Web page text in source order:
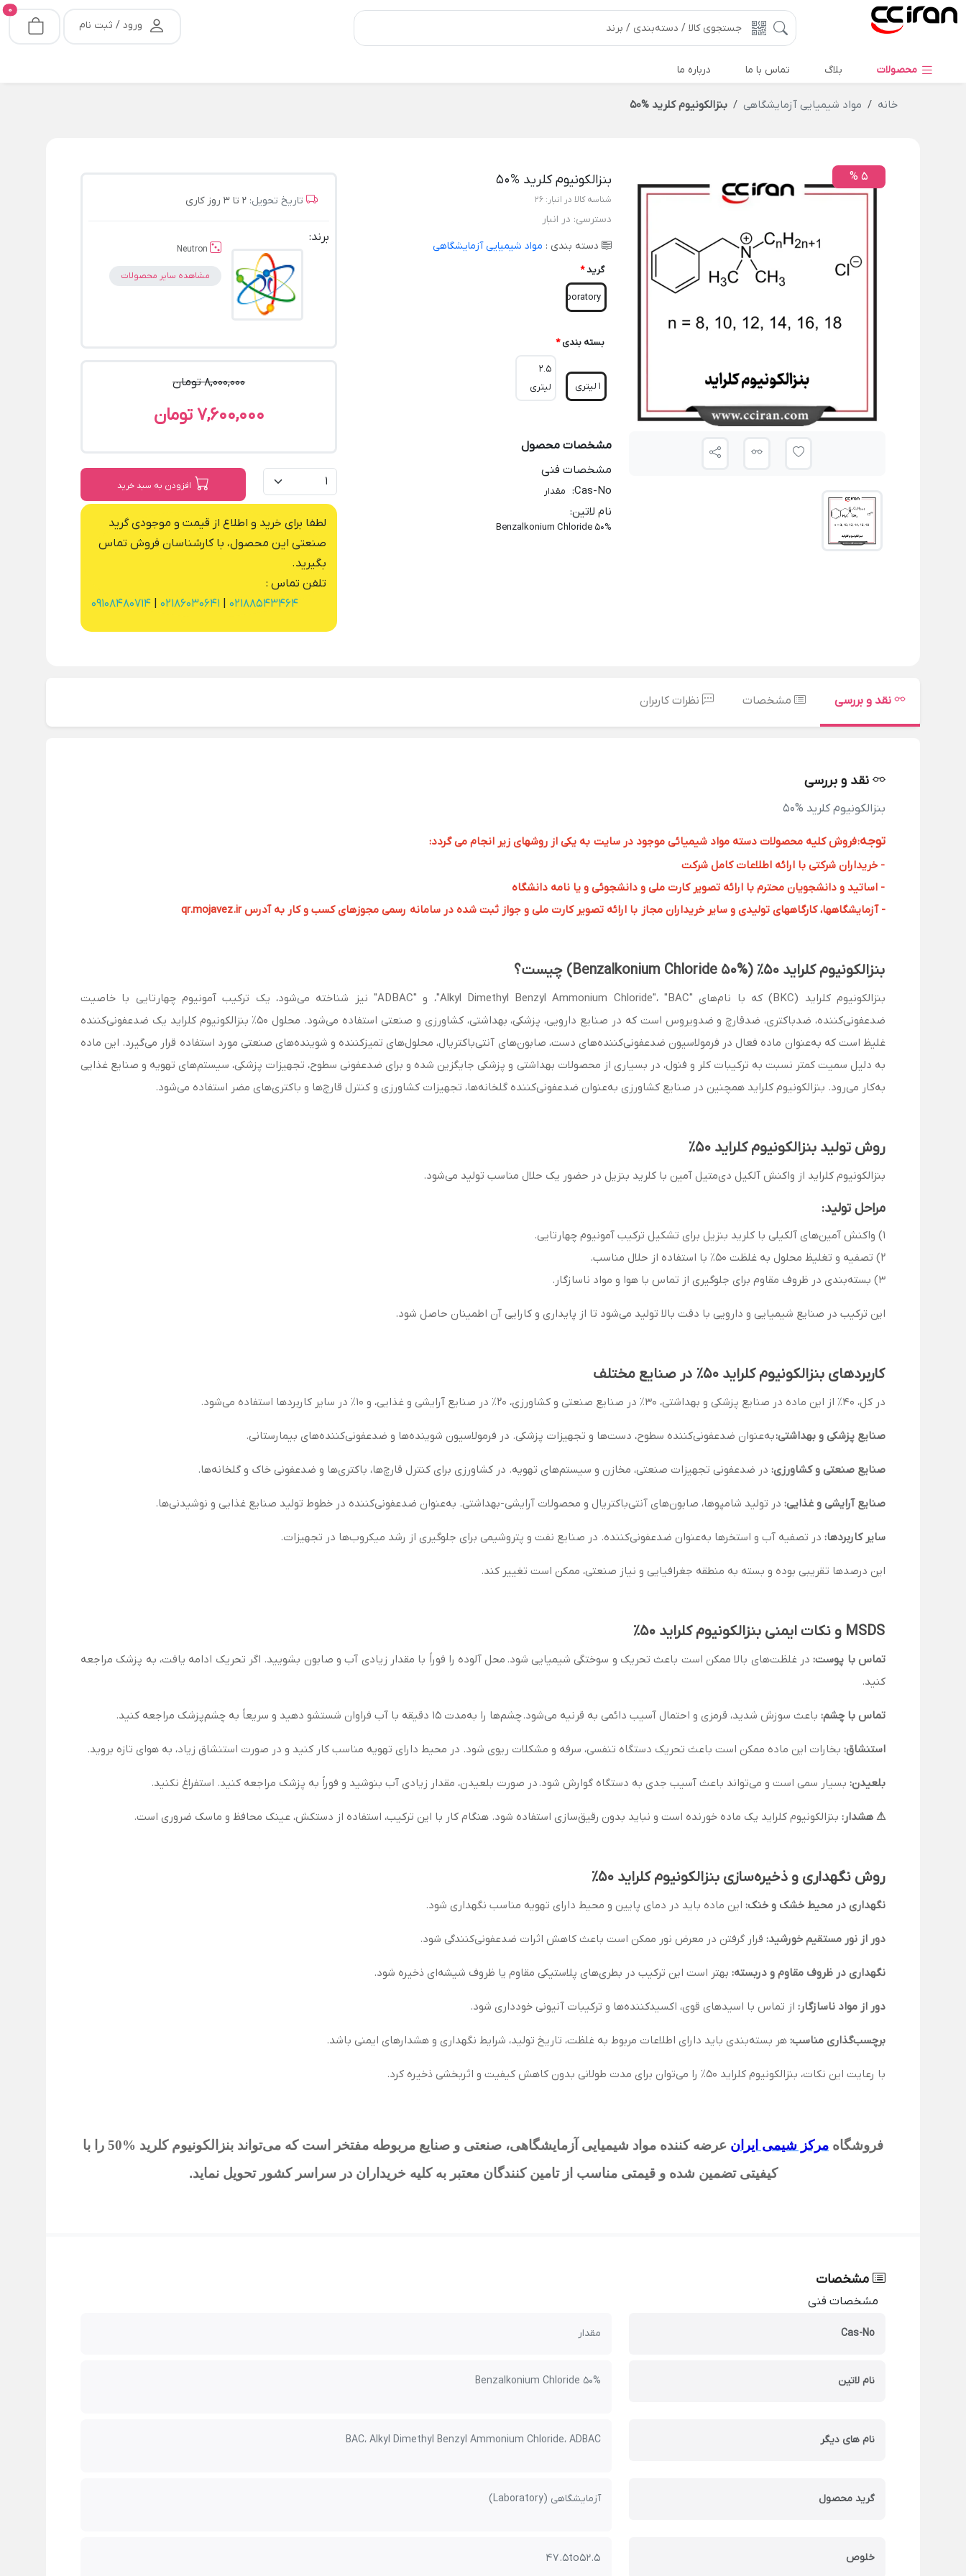
ورود / ثبت نام
0
محصولات بلاگ تماس با ما درباره ما
خانه مواد شیمیایی آزمایشگاهی بنزالکونیوم کلرید %50
5 % بنزالکونیوم کلرید %50
شناسه کالا در انبار: 26
دسترسی: در انبار
دسته بندی : مواد شیمیایی آزمایشگاهی
گرید*
Laboratory
بسته بندی *
1 لیتری
2.5
لیتری
مشخصات محصول
مشخصات فنی
Cas-No
: مقدار
نام لاتین:
Benzalkonium Chloride 50%
تاریخ تحویل: 2 تا 3 روز کاری
برند:
Neutron
مشاهده سایر محصولات
8,000,000 تومان
7,600,000 تومان
افزودن به سبد خرید
لطفا برای خرید و اطلاع از قیمت و موجودی گرید
صنعتی این محصول، با کارشناسان فروش تماس
بگیرید.
تلفن تماس :
02188543464
02186030641
09108480714
نقد و بررسی مشخصات نظرات کاربران
نقد و بررسی
بنزالکونیوم کلرید %50
توجه:فروش کلیه محصولات دسته مواد شیمیائی موجود در سایت به یکی از روشهای زیر انجام می گردد:
- خریداران شرکتی با ارائه اطلاعات کامل شرکت
- اساتید و دانشجویان محترم با ارائه تصویر کارت ملی و دانشجوئی و یا نامه دانشگاه
- آزمایشگاهها، کارگاههای تولیدی و سایر خریداران مجاز با ارائه تصویر کارت ملی و جواز ثبت شده در سامانه رسمی مجوزهای کسب و کار به آدرس qr.mojavez.ir
بنزالکونیوم کلراید 50٪ (Benzalkonium Chloride 50%) چیست؟
بنزالکونیوم کلراید (BKC) که با نام‌های "Alkyl Dimethyl Benzyl Ammonium Chloride"، "BAC"، و "ADBAC" نیز شناخته می‌شود، یک ترکیب آمونیوم چهارتایی با خاصیت
ضدعفونی‌کننده، ضدباکتری، ضدقارچ و ضدویروس است که در صنایع دارویی، پزشکی، بهداشتی، کشاورزی و صنعتی استفاده می‌شود. محلول 50٪ بنزالکونیوم کلراید یک ضدعفونی‌کننده
غلیظ است که به‌عنوان ماده فعال در فرمولاسیون ضدعفونی‌کننده‌های دست، صابون‌های آنتی‌باکتریال، محلول‌های تمیزکننده و شوینده‌های صنعتی مورد استفاده قرار می‌گیرد. این ماده
به دلیل سمیت کمتر نسبت به ترکیبات کلر و فنول، در بسیاری از محصولات بهداشتی و پزشکی جایگزین شده و برای ضدعفونی سطوح، تجهیزات پزشکی، سیستم‌های تهویه و صنایع غذایی
به‌کار می‌رود. بنزالکونیوم کلراید همچنین در صنایع کشاورزی به‌عنوان ضدعفونی‌کننده گلخانه‌ها، تجهیزات کشاورزی و کنترل قارچ‌ها و باکتری‌های مضر استفاده می‌شود.
روش تولید بنزالکونیوم کلراید 50٪
بنزالکونیوم کلراید از واکنش آلکیل دی‌متیل آمین با کلرید بنزیل در حضور یک حلال مناسب تولید می‌شود.
مراحل تولید:
1) واکنش آمین‌های آلکیلی با کلرید بنزیل برای تشکیل ترکیب آمونیوم چهارتایی.
2) تصفیه و تغلیظ محلول به غلظت 50٪ با استفاده از حلال مناسب.
3) بسته‌بندی در ظروف مقاوم برای جلوگیری از تماس با هوا و مواد ناسازگار.
این ترکیب در صنایع شیمیایی و دارویی با دقت بالا تولید می‌شود تا از پایداری و کارایی آن اطمینان حاصل شود.
کاربردهای بنزالکونیوم کلراید 50٪ در صنایع مختلف
در کل، 40٪ از این ماده در صنایع پزشکی و بهداشتی، 30٪ در صنایع صنعتی و کشاورزی، 20٪ در صنایع آرایشی و غذایی، و 10٪ در سایر کاربردها استفاده می‌شود.
صنایع پزشکی و بهداشتی:به‌عنوان ضدعفونی‌کننده سطوح، دست‌ها و تجهیزات پزشکی. در فرمولاسیون شوینده‌ها و ضدعفونی‌کننده‌های بیمارستانی.
صنایع صنعتی و کشاورزی: در ضدعفونی تجهیزات صنعتی، مخازن و سیستم‌های تهویه. در کشاورزی برای کنترل قارچ‌ها، باکتری‌ها و ضدعفونی خاک و گلخانه‌ها.
صنایع آرایشی و غذایی: در تولید شامپوها، صابون‌های آنتی‌باکتریال و محصولات آرایشی-بهداشتی. به‌عنوان ضدعفونی‌کننده در خطوط تولید صنایع غذایی و نوشیدنی‌ها.
سایر کاربردها: در تصفیه آب و استخرها به‌عنوان ضدعفونی‌کننده. در صنایع نفت و پتروشیمی برای جلوگیری از رشد میکروب‌ها در تجهیزات.
این درصدها تقریبی بوده و بسته به منطقه جغرافیایی و نیاز صنعتی، ممکن است تغییر کند.
تماس با پوست:در غلظت‌های بالا ممکن است باعث تحریک و سوختگی شیمیایی شود. محل آلوده را فوراً با مقدار زیادی آب و صابون بشویید. اگر تحریک ادامه یافت، به پزشک مراجعه
کنید.
تماس با چشم: باعث سوزش شدید، قرمزی و احتمال آسیب دائمی به قرنیه می‌شود. چشم‌ها را به‌مدت ۱۵ دقیقه با آب فراوان شستشو دهید و سریعاً به چشم‌پزشک مراجعه کنید.
استنشاق: بخارات این ماده ممکن است باعث تحریک دستگاه تنفسی، سرفه و مشکلات ریوی شود. در محیط دارای تهویه مناسب کار کنید و در صورت استنشاق زیاد، به هوای تازه بروید.
بلعیدن: بسیار سمی است و می‌تواند باعث آسیب جدی به دستگاه گوارش شود. در صورت بلعیدن، مقدار زیادی آب بنوشید و فوراً به پزشک مراجعه کنید. استفراغ نکنید.
⚠ هشدار: بنزالکونیوم کلراید یک ماده خورنده است و نباید بدون رقیق‌سازی استفاده شود. هنگام کار با این ترکیب، استفاده از دستکش، عینک محافظ و ماسک ضروری است.
روش نگهداری و ذخیره‌سازی بنزالکونیوم کلراید 50٪
نگهداری در محیط خشک و خنک: این ماده باید در دمای پایین و محیط دارای تهویه مناسب نگهداری شود.
دور از نور مستقیم خورشید: قرار گرفتن در معرض نور ممکن است باعث کاهش اثرات ضدعفونی‌کنندگی شود.
نگهداری در ظروف مقاوم و دربسته: بهتر است این ترکیب در بطری‌های پلاستیکی مقاوم یا ظروف شیشه‌ای ذخیره شود.
دور از مواد ناسازگار: از تماس با اسیدهای قوی، اکسیدکننده‌ها و ترکیبات آنیونی خودداری شود.
برچسب‌گذاری مناسب: هر بسته‌بندی باید دارای اطلاعات مربوط به غلظت، تاریخ تولید، شرایط نگهداری و هشدارهای ایمنی باشد.
با رعایت این نکات، بنزالکونیوم کلراید 50٪ را می‌توان برای مدت طولانی بدون کاهش کیفیت و اثربخشی ذخیره کرد.
فروشگاه مرکز شیمی ایران عرضه کننده مواد شیمیایی آزمایشگاهی، صنعتی و صنایع مربوطه مفتخر است که می‌تواند بنزالکونیوم کلرید %50
را با
کیفیتی تضمین شده و قیمتی مناسب از تامین کنندگان معتبر به کلیه خریداران در سراسر کشور تحویل نماید.
مشخصات
مشخصات فنی
Cas-No مقدار
نام لاتین Benzalkonium Chloride 50%
نام های دیگر BAC، Alkyl Dimethyl Benzyl Ammonium Chloride، ADBAC
گرید محصول آزمایشگاهی (Laboratory)
خلوص 47.5to52.5